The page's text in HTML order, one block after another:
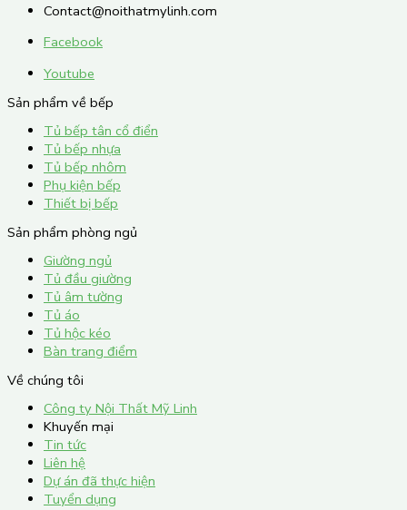
Contact@noithatmylinh.com
Facebook
Youtube
Sản phẩm về bếp
Tủ bếp tân cổ điển
Tủ bếp nhựa
Tủ bếp nhôm
Phụ kiện bếp
Thiết bị bếp
Sản phẩm phòng ngủ
Giường ngủ
Tủ đầu giường
Tủ âm tường
Tủ áo
Tủ hộc kéo
Bàn trang điểm
Về chúng tôi
Công ty Nội Thất Mỹ Linh
Khuyến mại
Tin tức
Liên hệ
Dự án đã thực hiện
Tuyển dụng